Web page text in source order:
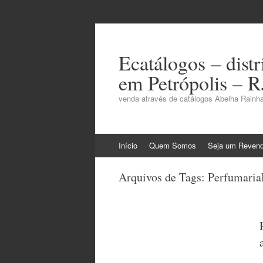
Ecatálogos –
em Petrópolis –
venda através de catálogos Abelha
para
conteúdo
Início Quem Somos Seja um
Arquivos de Tags: